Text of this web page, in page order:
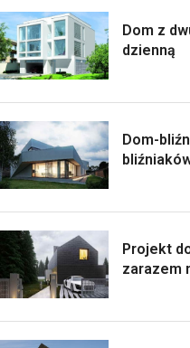
Dom z
dzienną
Dom-
Projekt
zarazem